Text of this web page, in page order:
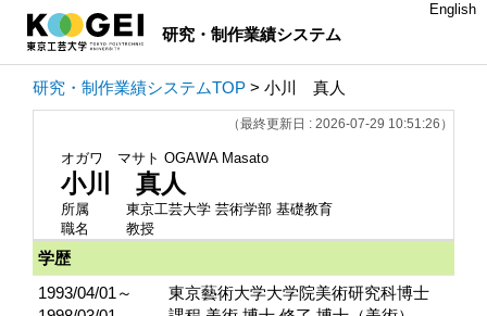
研究・制作業績システム
English
研究・制作業績システムTOP > 小川 真人
（最終更新日 : 2026-07-29 10:51:26）
オガワ マサト OGAWA Masato
小川 真人
所属
東京工芸大学 芸術学部 基礎教育
職名
教授
学歴
1993/04/01～
東京藝術大学大学院美術研究科博士